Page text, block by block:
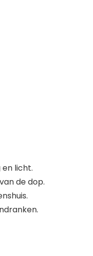
en licht.
de dop.